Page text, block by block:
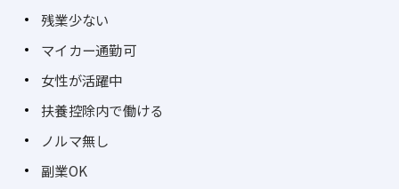
残業少ない
マイカー通勤可
女性が活躍中
扶養控除内で働ける
ノルマ無し
副業OK